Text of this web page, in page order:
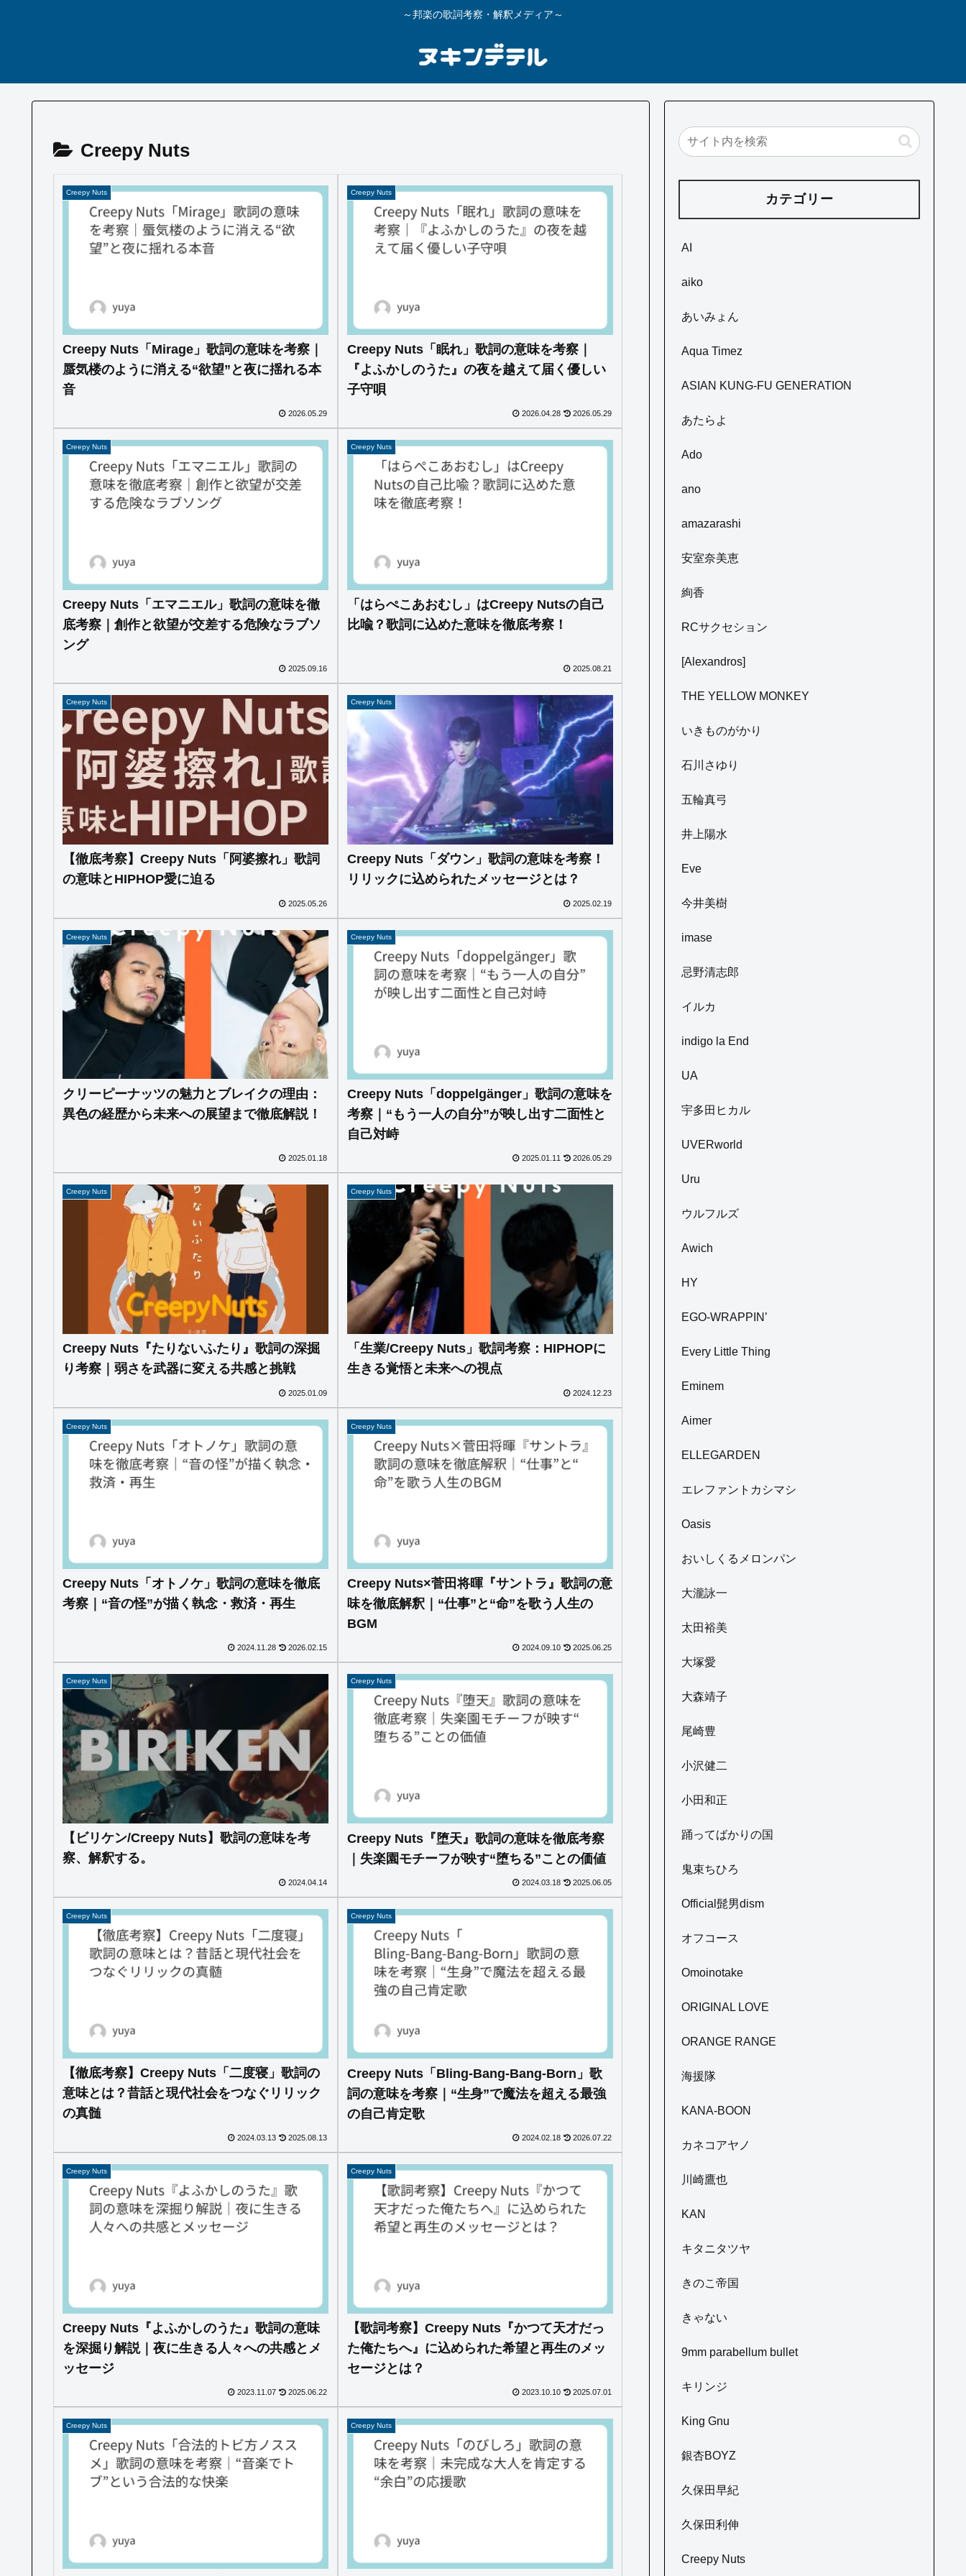
～邦楽の歌詞考察・解釈メディア～
Creepy Nuts
Creepy Nuts
Creepy Nuts「Mirage」歌詞の意味を考察｜
蜃気楼のように消える“欲望”と夜に揺れる本
音
2026.05.29
Creepy Nuts
Creepy Nuts「眠れ」歌詞の意味を考察｜
『よふかしのうた』の夜を越えて届く優しい
子守唄
2026.04.28 2026.05.29
Creepy Nuts
Creepy Nuts「エマニエル」歌詞の意味を徹
底考察｜創作と欲望が交差する危険なラブソ
ング
2025.09.16
Creepy Nuts
「はらぺこあおむし」はCreepy Nutsの自己
比喩？歌詞に込めた意味を徹底考察！
2025.08.21
Creepy Nuts
【徹底考察】Creepy Nuts「阿婆擦れ」歌詞
の意味とHIPHOP愛に迫る
2025.05.26
Creepy Nuts
Creepy Nuts「ダウン」歌詞の意味を考察！
リリックに込められたメッセージとは？
2025.02.19
Creepy Nuts
クリーピーナッツの魅力とブレイクの理由：
異色の経歴から未来への展望まで徹底解説！
2025.01.18
Creepy Nuts
Creepy Nuts「doppelgänger」歌詞の意味を
考察｜“もう一人の自分”が映し出す二面性と
自己対峙
2025.01.11 2026.05.29
Creepy Nuts
Creepy Nuts『たりないふたり』歌詞の深掘
り考察｜弱さを武器に変える共感と挑戦
2025.01.09
Creepy Nuts
「生業/Creepy Nuts」歌詞考察：HIPHOPに
生きる覚悟と未来への視点
2024.12.23
Creepy Nuts
Creepy Nuts「オトノケ」歌詞の意味を徹底
考察｜“音の怪”が描く執念・救済・再生
2024.11.28 2026.02.15
Creepy Nuts
Creepy Nuts×菅田将暉『サントラ』歌詞の意
味を徹底解釈｜“仕事”と“命”を歌う人生の
BGM
2024.09.10 2025.06.25
Creepy Nuts
【ビリケン/Creepy Nuts】歌詞の意味を考
察、解釈する。
2024.04.14
Creepy Nuts
Creepy Nuts『堕天』歌詞の意味を徹底考察
｜失楽園モチーフが映す“堕ちる”ことの価値
2024.03.18 2025.06.05
Creepy Nuts
【徹底考察】Creepy Nuts「二度寝」歌詞の
意味とは？昔話と現代社会をつなぐリリック
の真髄
2024.03.13 2025.08.13
Creepy Nuts
Creepy Nuts「Bling-Bang-Bang-Born」歌
詞の意味を考察｜“生身”で魔法を超える最強
の自己肯定歌
2024.02.18 2026.07.22
Creepy Nuts
Creepy Nuts『よふかしのうた』歌詞の意味
を深掘り解説｜夜に生きる人々への共感とメ
ッセージ
2023.11.07 2025.06.22
Creepy Nuts
【歌詞考察】Creepy Nuts『かつて天才だっ
た俺たちへ』に込められた希望と再生のメッ
セージとは？
2023.10.10 2025.07.01
Creepy Nuts Creepy Nuts
カテゴリー
AI
aiko
あいみょん
Aqua Timez
ASIAN KUNG-FU GENERATION
あたらよ
Ado
ano
amazarashi
安室奈美恵
絢香
RCサクセション
[Alexandros]
THE YELLOW MONKEY
いきものがかり
石川さゆり
五輪真弓
井上陽水
Eve
今井美樹
imase
忌野清志郎
イルカ
indigo la End
UA
宇多田ヒカル
UVERworld
Uru
ウルフルズ
Awich
HY
EGO-WRAPPIN’
Every Little Thing
Eminem
Aimer
ELLEGARDEN
エレファントカシマシ
Oasis
おいしくるメロンパン
大瀧詠一
太田裕美
大塚愛
大森靖子
尾崎豊
小沢健二
小田和正
踊ってばかりの国
鬼束ちひろ
Official髭男dism
オフコース
Omoinotake
ORIGINAL LOVE
ORANGE RANGE
海援隊
KANA-BOON
カネコアヤノ
川崎鷹也
KAN
キタニタツヤ
きのこ帝国
きゃない
9mm parabellum bullet
キリンジ
King Gnu
銀杏BOYZ
久保田早紀
久保田利伸
Creepy Nuts